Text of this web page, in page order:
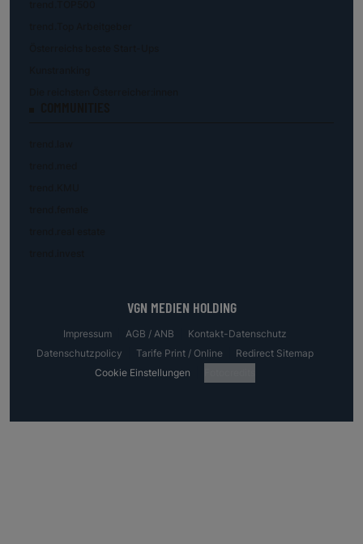
VGN MEDIEN HOLDING
Impressum AGB / ANB
Kontakt-Datenschutz
Datenschutzpolicy
Tarife Print / Online
Redirect Sitemap
Cookie Einstellungen